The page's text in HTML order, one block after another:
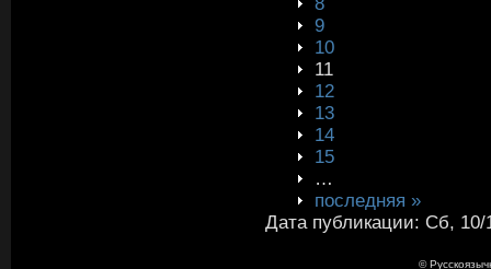
9
10
11
12
13
14
15
…
последняя »
Дата публикации: Сб, 10/
©